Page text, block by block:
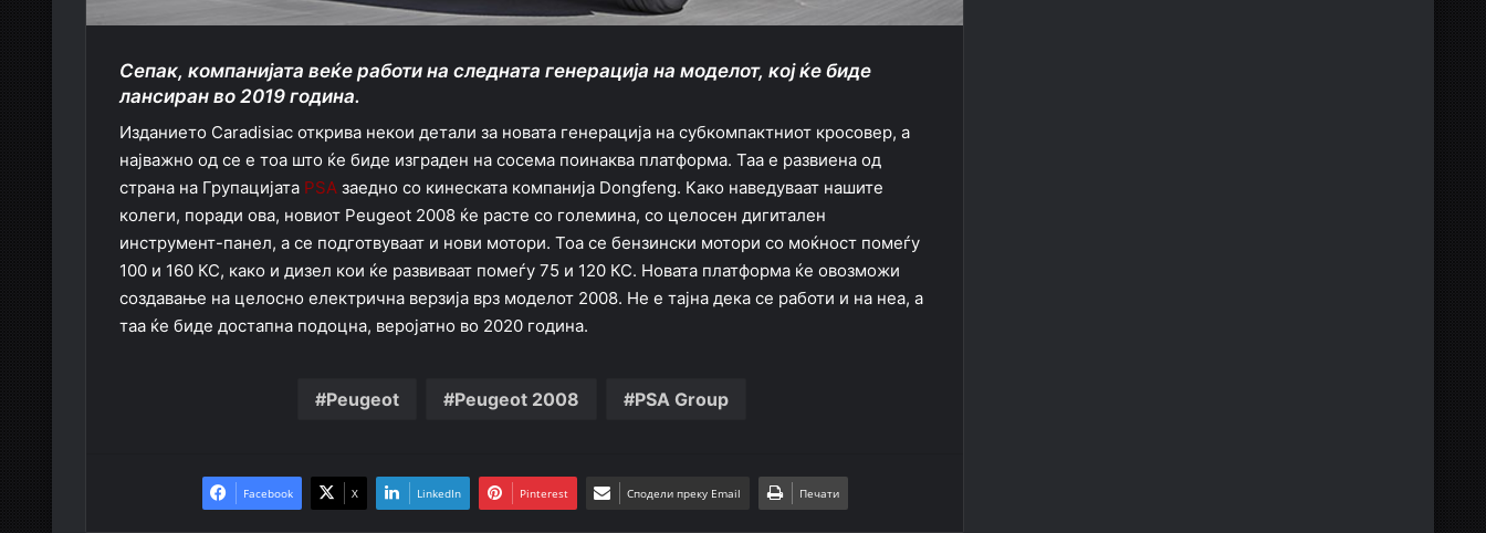
Сепак, компанијата веќе работи на следната генерација на моделот, кој ќе биде
лансиран во 2019 година.
Изданието Caradisiac открива некои детали за новата генерација на субкомпактниот кросовер, а
најважно од се е тоа што ќе биде изграден на сосема поинаква платформа. Таа е развиена од
страна на Групацијата PSA заедно со кинеската компанија Dongfeng. Како наведуваат нашите
колеги, поради ова, новиот Peugeot 2008 ќе расте со големина, со целосен дигитален
инструмент-панел, а се подготвуваат и нови мотори. Тоа се бензински мотори со моќност помеѓу
100 и 160 КС, како и дизел кои ќе развиваат помеѓу 75 и 120 КС. Новата платформа ќе овозможи
создавање на целосно електрична верзија врз моделот 2008. Не е тајна дека се работи и на неа, а
таа ќе биде достапна подоцна, веројатно во 2020 година.
Peugeot Peugeot 2008 PSA Group
Facebook X LinkedIn Pinterest Сподели преку Email Печати